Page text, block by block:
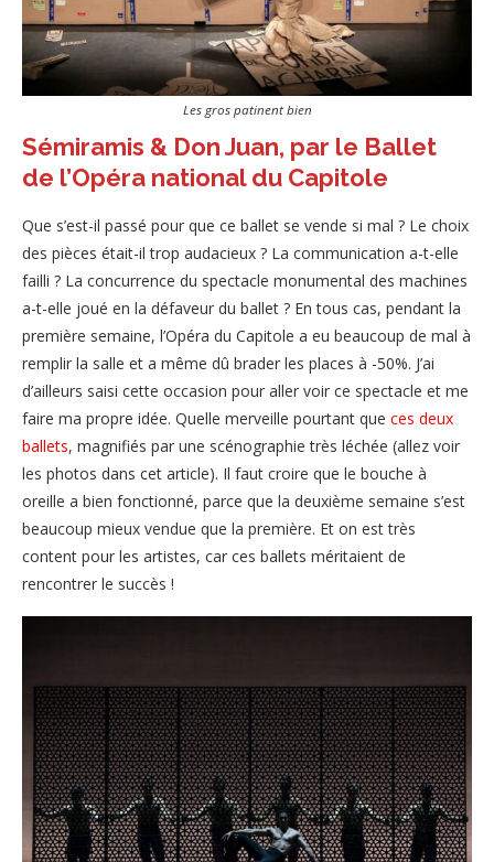
Les gros patinent bien
Sémiramis & Don Juan, par le Ballet
de l’Opéra national du Capitole
Que s’est-il passé pour que ce ballet se vende si mal ? Le choix
des pièces était-il trop audacieux ? La communication a-t-elle
failli ? La concurrence du spectacle monumental des machines
a-t-elle joué en la défaveur du ballet ? En tous cas, pendant la
première semaine, l’Opéra du Capitole a eu beaucoup de mal à
remplir la salle et a même dû brader les places à -50%. J’ai
d’ailleurs saisi cette occasion pour aller voir ce spectacle et me
faire ma propre idée. Quelle merveille pourtant que ces deux
ballets, magnifiés par une scénographie très léchée (allez voir
les photos dans cet article). Il faut croire que le bouche à
oreille a bien fonctionné, parce que la deuxième semaine s’est
beaucoup mieux vendue que la première. Et on est très
content pour les artistes, car ces ballets méritaient de
rencontrer le succès !